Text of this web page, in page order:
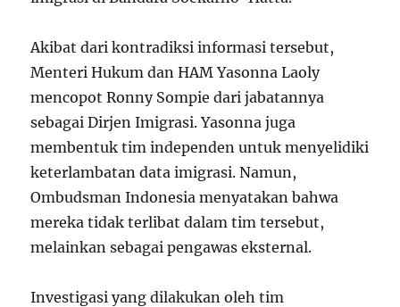
Akibat dari kontradiksi informasi tersebut,
Menteri Hukum dan HAM Yasonna Laoly
mencopot Ronny Sompie dari jabatannya
sebagai Dirjen Imigrasi. Yasonna juga
membentuk tim independen untuk menyelidiki
keterlambatan data imigrasi. Namun,
Ombudsman Indonesia menyatakan bahwa
mereka tidak terlibat dalam tim tersebut,
melainkan sebagai pengawas eksternal.
Investigasi yang dilakukan oleh tim